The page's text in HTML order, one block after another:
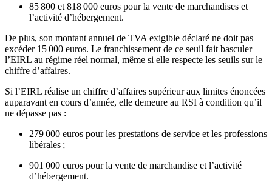
85 800 et 818 000 euros pour la vente de marchandises et
l’activité d’hébergement.
De plus, son montant annuel de TVA exigible déclaré ne doit pas
excéder 15 000 euros. Le franchissement de ce seuil fait basculer
l’EIRL au régime réel normal, même si elle respecte les seuils sur le
chiffre d’affaires.
Si l’EIRL réalise un chiffre d’affaires supérieur aux limites énoncées
auparavant en cours d’année, elle demeure au RSI à condition qu’il
ne dépasse pas :
279 000 euros pour les prestations de service et les professions
libérales ;
901 000 euros pour la vente de marchandise et l’activité
d’hébergement.